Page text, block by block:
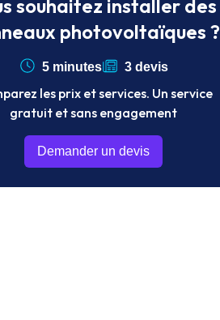
souhaitez installer des
photovoltaïques ?
5 minutes 3 devis
les prix et services. Un service
gratuit et sans engagement
Demander un devis